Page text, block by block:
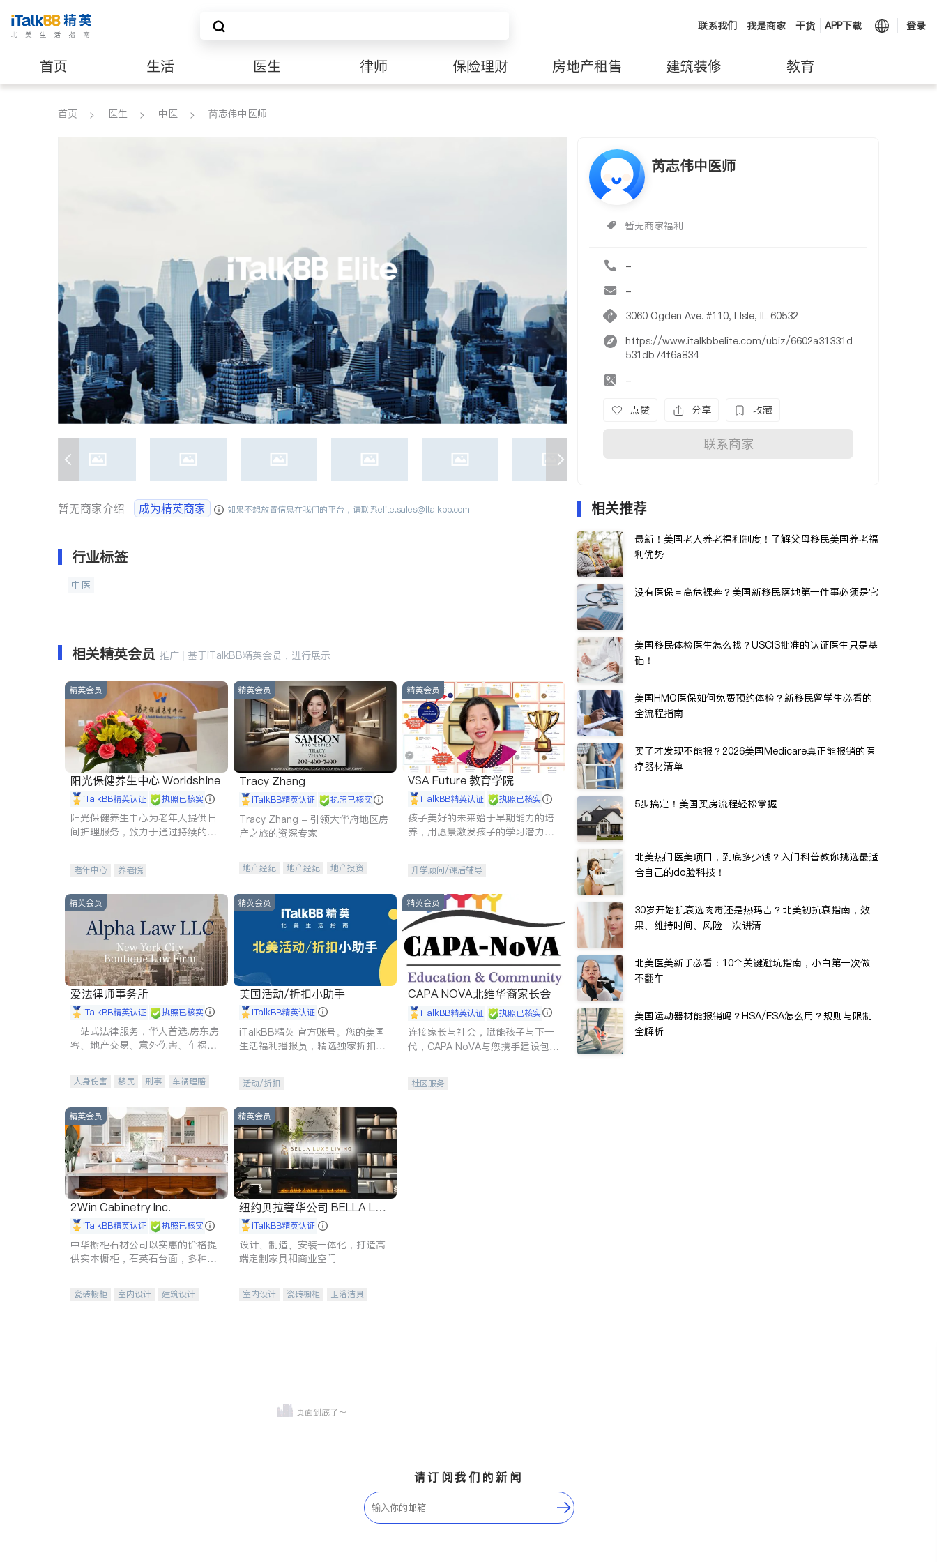
联系我们 我是商家 干货 APP下载 登录
首页 生活 医生 律师 保险理财 房地产租售 建筑装修 教育
养老 非盈利组织
首页 医生 中医 芮志伟中医师
芮志伟中医师
暂无商家福利
-
-
3060 Ogden Ave. #110, Llsle, IL 60532
https://www.italkbbelite.com/ubiz/6602a31331d
531db74f6a834
-
点赞 分享 收藏
联系商家
暂无商家介绍 成为精英商家 如果不想放置信息在我们的平台，请联系elite.sales@italkbb.com
行业标签
中医
相关精英会员 推广 | 基于iTalkBB精英会员，进行展示
精英会员
阳光保健养生中心 Worldshine
iTalkBB精英认证 执照已核实
阳光保健养生中心为老年人提供日
间护理服务，致力于通过持续的护
老年中心 养老院
精英会员
Tracy Zhang
iTalkBB精英认证 执照已核实
Tracy Zhang - 引领大华府地区房
产之旅的资深专家
地产经纪 地产经纪
地产投资
精英会员
VSA Future 教育学院
iTalkBB精英认证 执照已核实
孩子美好的未来始于早期能力的培
养，用愿景激发孩子的学习潜力和
升学顾问/课后辅导
精英会员
爱法律师事务所
iTalkBB精英认证 执照已核实
一站式法律服务，华人首选.房东房
客、地产交易、意外伤害、车祸重
人身伤害 移民 刑事
车祸理赔
商标注册
索赔 律师-其它 保释
精英会员
美国活动/折扣小助手
iTalkBB精英认证
iTalkBB精英 官方账号。您的美国
生活福利播报员，精选独家折扣、
活动/折扣
精英会员
CAPA NOVA北维华裔家长会
iTalkBB精英认证 执照已核实
连接家长与社会，赋能孩子与下一
代，CAPA NoVA与您携手建设包
社区服务
精英会员
2Win Cabinetry Inc.
iTalkBB精英认证 执照已核实
中华橱柜石材公司以实惠的价格提
供实木橱柜，石英石台面，多种优
机。品质厨房，家的选择。
瓷砖橱柜 室内设计
建筑设计
精英会员
纽约贝拉奢华公司 BELLA LUX
E iTalkBB精英认证
设计、制造、安装一体化，打造高
端定制家具和商业空间
室内设计 瓷砖橱柜
卫浴洁具
相关推荐
最新！美国老人养老福利制度！了解父母移民美国养老福
利优势
没有医保＝高危裸奔？美国新移民落地第一件事必须是它
美国移民体检医生怎么找？USCIS批准的认证医生只是基
础！
美国HMO医保如何免费预约体检？新移民留学生必看的
全流程指南
买了才发现不能报？2026美国Medicare真正能报销的医
疗器材清单
5步搞定！美国买房流程轻松掌握
北美热门医美项目，到底多少钱？入门科普教你挑选最适
合自己的do脸科技！
30岁开始抗衰选肉毒还是热玛吉？北美初抗衰指南，效
果、维持时间、风险一次讲清
北美医美新手必看：10个关键避坑指南，小白第一次做
不翻车
美国运动器材能报销吗？HSA/FSA怎么用？规则与限制
全解析
请订阅我们的新闻